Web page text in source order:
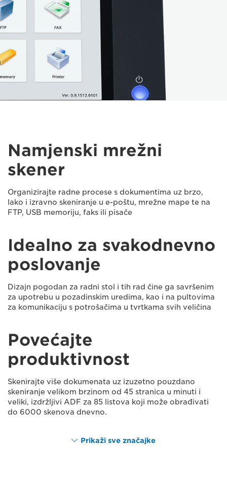
Namjenski mrežni
skener
Organizirajte radne procese s dokumentima uz brzo,
lako i izravno skeniranje u e-poštu, mrežne mape te na
FTP, USB memoriju, faks ili pisače
Idealno za svakodnevno
poslovanje
Dizajn pogodan za radni stol i tih rad čine ga savršenim
za upotrebu u pozadinskim uredima, kao i na pultovima
za komunikaciju s potrošačima u tvrtkama svih veličina
Povećajte
produktivnost
Skenirajte više dokumenata uz izuzetno pouzdano
skeniranje velikom brzinom od 45 stranica u minuti i
veliki, izdržljivi ADF za 85 listova koji može obrađivati
do 6000 skenova dnevno.
Prikaži sve značajke